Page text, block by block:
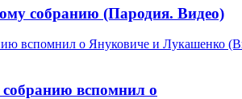
собранию (Пародия. Видео)
вспомнил о